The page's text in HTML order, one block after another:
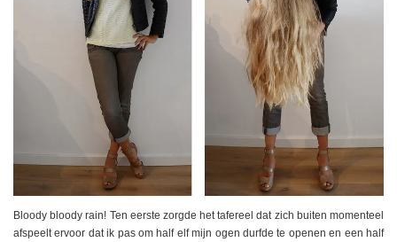
Bloody bloody rain! Ten eerste zorgde het tafereel dat zich buiten momenteel
afspeelt ervoor dat ik pas om half elf mijn ogen durfde te openen en een half